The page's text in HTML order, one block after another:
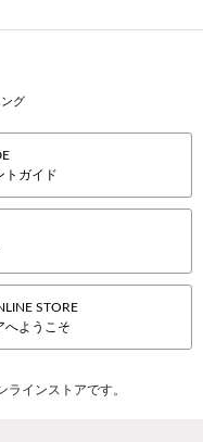
グ
トガイド
STORE
へようこそ
ラインストアです。